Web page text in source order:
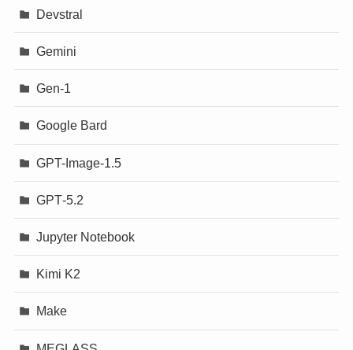
Devstral
Gemini
Gen-1
Google Bard
GPT-Image-1.5
GPT‐5.2
Jupyter Notebook
Kimi K2
Make